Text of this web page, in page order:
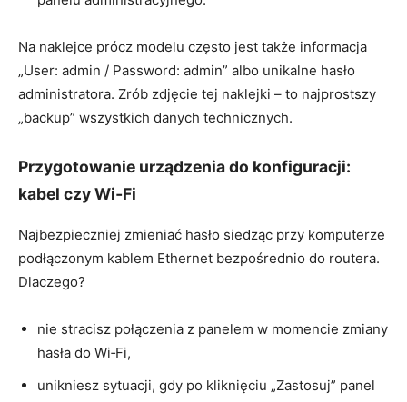
Na naklejce prócz modelu często jest także informacja
„User: admin / Password: admin” albo unikalne hasło
administratora. Zrób zdjęcie tej naklejki – to najprostszy
„backup” wszystkich danych technicznych.
Przygotowanie urządzenia do konfiguracji:
kabel czy Wi‑Fi
Najbezpieczniej zmieniać hasło siedząc przy komputerze
podłączonym kablem Ethernet bezpośrednio do routera.
Dlaczego?
nie stracisz połączenia z panelem w momencie zmiany
hasła do Wi‑Fi,
unikniesz sytuacji, gdy po kliknięciu „Zastosuj” panel